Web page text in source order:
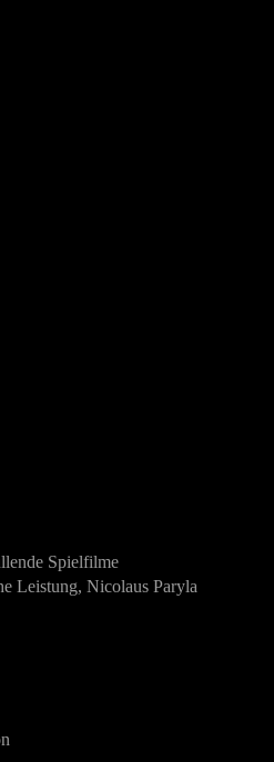
Spielfilme
Leistung, Nicolaus Paryla